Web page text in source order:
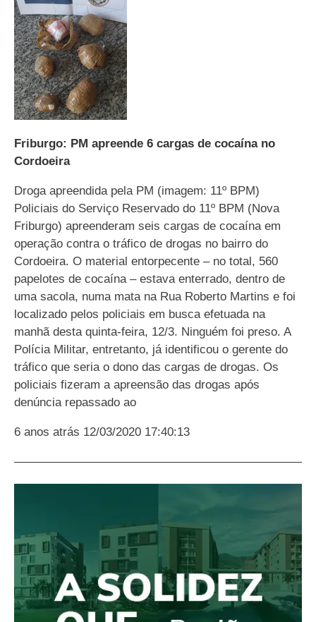
Friburgo: PM apreende 6 cargas de cocaína no
Cordoeira
Droga apreendida pela PM (imagem: 11º BPM)
Policiais do Serviço Reservado do 11º BPM (Nova
Friburgo) apreenderam seis cargas de cocaína em
operação contra o tráfico de drogas no bairro do
Cordoeira. O material entorpecente – no total, 560
papelotes de cocaína – estava enterrado, dentro de
uma sacola, numa mata na Rua Roberto Martins e foi
localizado pelos policiais em busca efetuada na
manhã desta quinta-feira, 12/3. Ninguém foi preso. A
Polícia Militar, entretanto, já identificou o gerente do
tráfico que seria o dono das cargas de drogas. Os
policiais fizeram a apreensão das drogas após
denúncia repassado ao
6 anos atrás 12/03/2020 17:40:13